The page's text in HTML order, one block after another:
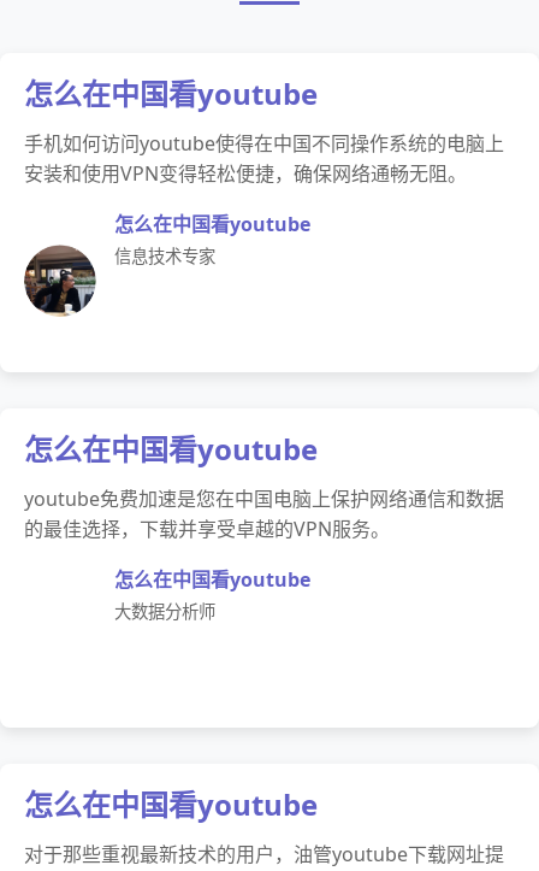
怎么在中国看youtube
手机如何访问youtube使得在中国不同操作系统的电脑上
安装和使用VPN变得轻松便捷，确保网络通畅无阻。
怎么在中国看youtube
信息技术专家
怎么在中国看youtube
youtube免费加速是您在中国电脑上保护网络通信和数据
的最佳选择，下载并享受卓越的VPN服务。
怎么在中国看youtube
大数据分析师
怎么在中国看youtube
对于那些重视最新技术的用户，油管youtube下载网址提